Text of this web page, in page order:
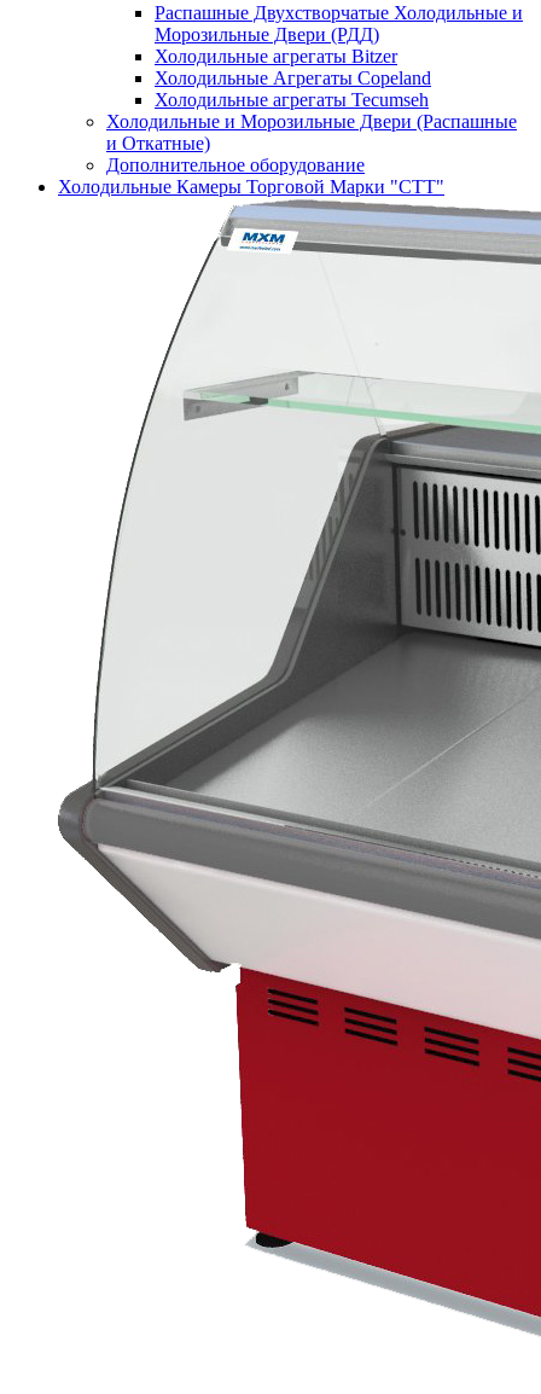
Распашные Двухстворчатые Холодильные и
Морозильные Двери (РДД)
Холодильные агрегаты Bitzer
Холодильные Агрегаты Copeland
Холодильные агрегаты Tecumseh
Холодильные и Морозильные Двери (Распашные
и Откатные)
Дополнительное оборудование
Холодильные Камеры Торговой Марки "СТТ"